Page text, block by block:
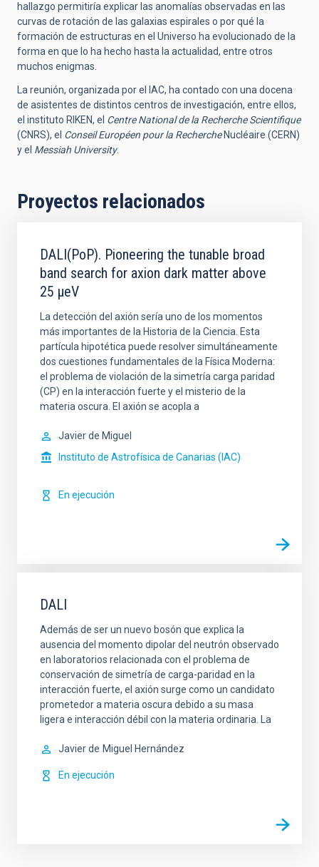
hallazgo permitiría explicar las anomalías observadas en las
curvas de rotación de las galaxias espirales o por qué la
formación de estructuras en el Universo ha evolucionado de la
forma en que lo ha hecho hasta la actualidad, entre otros
muchos enigmas.
La reunión, organizada por el IAC, ha contado con una docena
de asistentes de distintos centros de investigación, entre ellos,
el instituto RIKEN, el Centre National de la Recherche Scientifique
(CNRS), el Conseil Européen pour la Recherche Nucléaire (CERN)
y el Messiah University.
Proyectos relacionados
DALI(PoP). Pioneering the tunable broad
band search for axion dark matter above
25 μeV
La detección del axión sería uno de los momentos
más importantes de la Historia de la Ciencia. Esta
partícula hipotética puede resolver simultáneamente
dos cuestiones fundamentales de la Física Moderna:
el problema de violación de la simetría carga paridad
(CP) en la interacción fuerte y el misterio de la
materia oscura. El axión se acopla a
Javier de Miguel
Instituto de Astrofísica de Canarias (IAC)
En ejecución
DALI
Además de ser un nuevo bosón que explica la
ausencia del momento dipolar del neutrón observado
en laboratorios relacionada con el problema de
conservación de simetría de carga-paridad en la
interacción fuerte, el axión surge como un candidato
prometedor a materia oscura debido a su masa
ligera e interacción débil con la materia ordinaria. La
Javier de Miguel Hernández
En ejecución